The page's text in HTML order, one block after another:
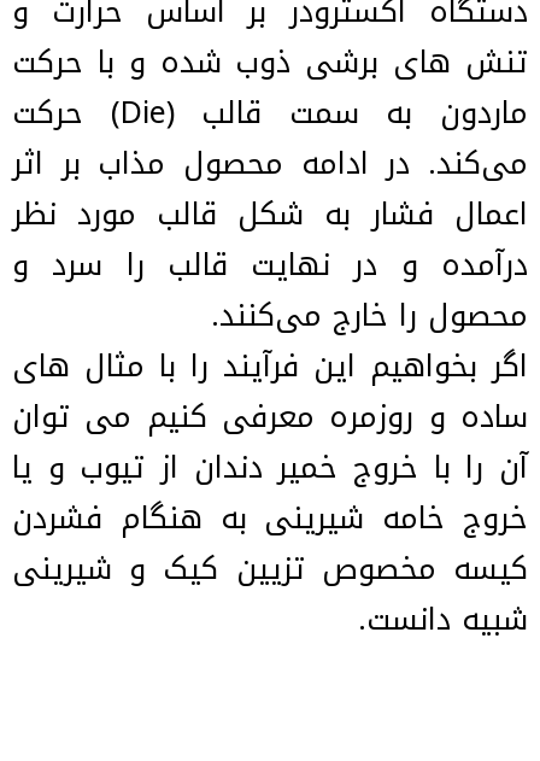
تنش های برشی ذوب شده و با حرکت
ماردون به سمت قالب (Die) حرکت
می‌کند. در ادامه محصول مذاب بر اثر
اعمال فشار به شکل قالب مورد نظر
درآمده و در نهایت قالب را سرد و
محصول را خارج می‌کنند.
اگر بخواهیم این فرآیند را با مثال های
ساده و روزمره معرفی کنیم می توان
آن را با خروج خمیر دندان از تیوب و یا
خروج خامه شیرینی به هنگام فشردن
کیسه مخصوص تزیین کیک و شیرینی
شبیه دانست.